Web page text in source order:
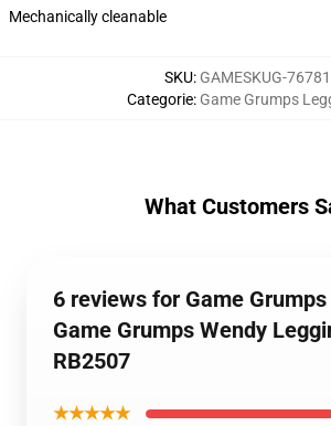
Mechanically cleanable
SKU: GAMESKUG-76781
Categorie: Game Grumps
What Customers
6 reviews for Game
Game Grumps Wendy
RB2507
★★★★★